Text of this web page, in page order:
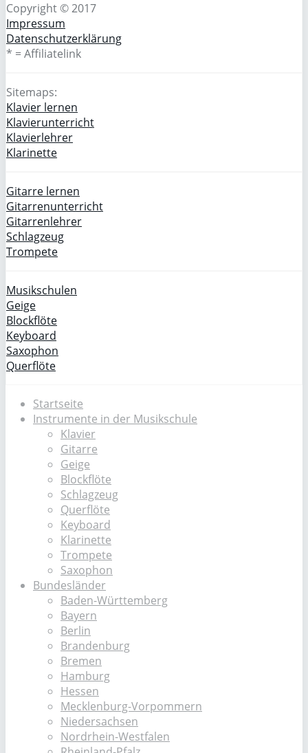
Copyright © 2017
Impressum
Datenschutzerklärung
* = Affiliatelink
Sitemaps:
Klavier lernen
Klavierunterricht
Klavierlehrer
Klarinette
Gitarre lernen
Gitarrenunterricht
Gitarrenlehrer
Schlagzeug
Trompete
Musikschulen
Geige
Blockflöte
Keyboard
Saxophon
Querflöte
Startseite
Instrumente in der Musikschule
Klavier
Gitarre
Geige
Blockflöte
Schlagzeug
Querflöte
Keyboard
Klarinette
Trompete
Saxophon
Bundesländer
Baden-Württemberg
Bayern
Berlin
Brandenburg
Bremen
Hamburg
Hessen
Mecklenburg-Vorpommern
Niedersachsen
Nordrhein-Westfalen